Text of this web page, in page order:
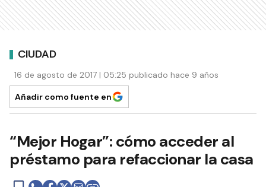
CIUDAD
16 de agosto de 2017 | 05:25 publicado hace 9 años
Añadir como fuente en
“Mejor Hogar”: cómo acceder al
préstamo para refaccionar la casa